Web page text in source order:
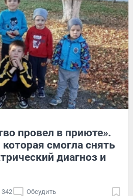
провел в приюте».
смогла снять
диагноз и
342 Обсудить